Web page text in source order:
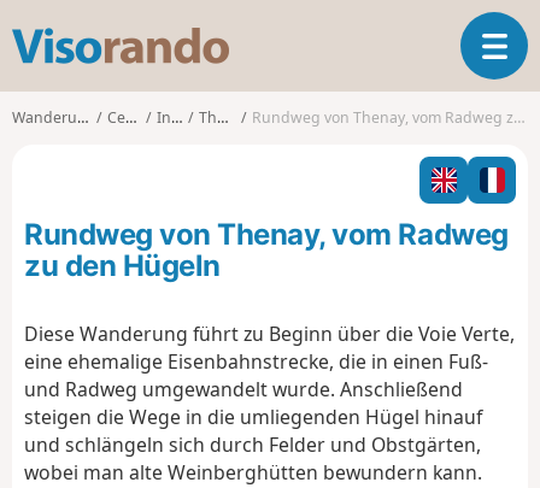
s
o
T
o
g
l
n
a
v
a
Wanderungen Centre Indre Thenay Rundweg von Thenay, vom Radweg zu den Hügeln
Rundweg von Thenay, vom Radweg
zu den Hügeln
Diese Wanderung führt zu Beginn über die Voie Verte,
eine ehemalige Eisenbahnstrecke, die in einen Fuß-
und Radweg umgewandelt wurde. Anschließend
steigen die Wege in die umliegenden Hügel hinauf
und schlängeln sich durch Felder und Obstgärten,
wobei man alte Weinberghütten bewundern kann.